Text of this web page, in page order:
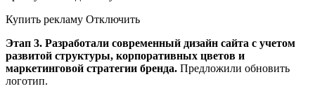
Купить рекламу Отключить
Этап 3. Разработали современный дизайн сайта с учетом
развитой структуры, корпоративных цветов и
маркетинговой стратегии бренда. Предложили обновить
логотип.